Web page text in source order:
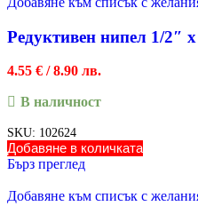
Редуктивен нипел 1/2″
4.55 € / 8.90 лв.
В наличност
SKU: 102624
Добавяне в количката
Бърз преглед
Добавяне към списък с